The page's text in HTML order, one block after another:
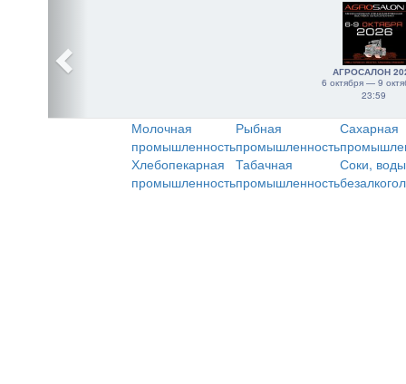
АГРОСАЛОН
6 октября — 9
23:59
Молочная
промышленность
Рыбная
промышленность
Сахарная
Хлебопекарная
промышленность
Табачная
промышленность
Соки,